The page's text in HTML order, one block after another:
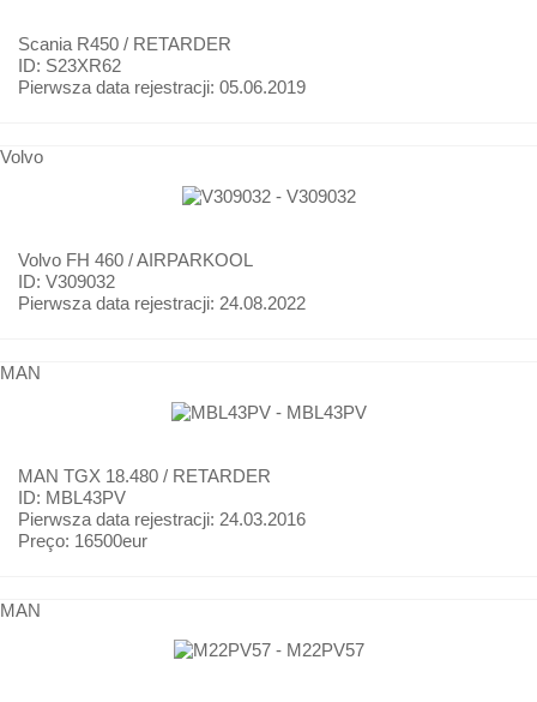
Scania R450 / RETARDER
ID: S23XR62
Pierwsza data rejestracji: 05.06.2019
Volvo
Volvo FH 460 / AIRPARKOOL
ID: V309032
Pierwsza data rejestracji: 24.08.2022
MAN
MAN TGX 18.480 / RETARDER
ID: MBL43PV
Pierwsza data rejestracji: 24.03.2016
Preço: 16500eur
MAN